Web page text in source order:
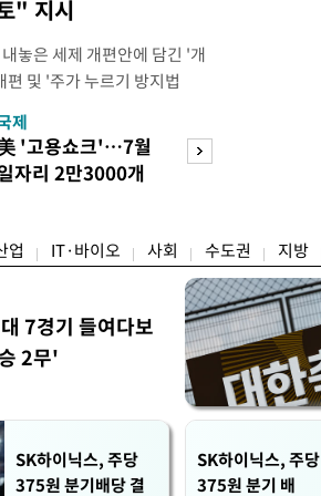
" 지시
놓은 세제 개편안에 담긴 '개
및 '주가 누르기 방지법
했다. 이 대통령은 이날 참모
개편 방안 및 주가 누르기 방
발 등에 대한 내용을 보고 받
ISA 개편안과
제
'고용쇼크'…7월
자리 2만3000개
업 IT·바이오 사회 수도권 지방
7경기 들여다보
2무'
SK하이닉스, 주당
375원 분기배당 결
SK하이닉스, 주당
375원 분기 배